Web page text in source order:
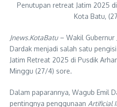
Penutupan retreat Jatim 2025
Kota Batu,
Jnews.KotaBatu– Wakil Gubernur
Dardak menjadi salah satu
Jatim Retreat 2025 di Pusdik
Minggu (27/4) sore.
Dalam paparannya, Wagub Emil
pentingnya penggunaan Artificial